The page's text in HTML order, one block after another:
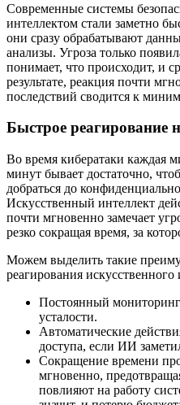
Современные системы
интеллектом стали заметно
они сразу обрабатывают
анализы. Угроза только
понимает, что происходит, и
результате, реакция почти
последствий сводится к
Быстрое реагирование
Во время кибератаки каждая
минут бывает достаточно,
добраться до
Искусственный интеллект
почти мгновенно замечает
резко сокращая время, за
Можем выделить такие
реагирования искусственного
Постоянный
усталости.
Автоматические
доступа, если ИИ
Сокращение времени
мгновенно,
повлияют на работу